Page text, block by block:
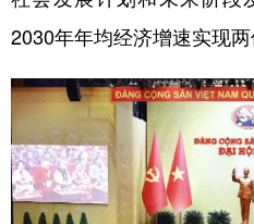
食品 人居
学术中国 乡村振兴
城市 旅游
2030年年均经济增速实现两